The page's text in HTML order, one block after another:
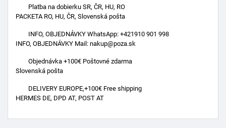
Platba na dobierku SR, ČR, HU, RO
PACKETA RO, HU, ČR, Slovenská pošta
INFO, OBJEDNÁVKY WhatsApp: +421910 901 998
INFO, OBJEDNÁVKY Mail: nakup@poza.sk
Objednávka +100€ Poštovné zdarma
Slovenská pošta
DELIVERY EUROPE,+100€ Free shipping
HERMES DE, DPD AT, POST AT